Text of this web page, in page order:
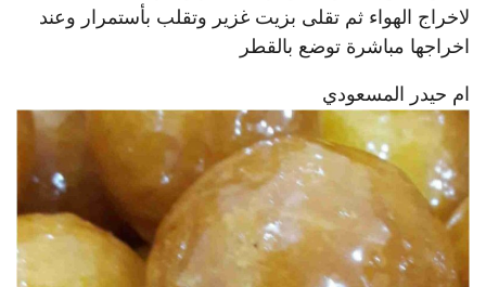
لاخراج الهواء ثم تقلى بزيت غزير وتقلب بأستمرار وعند
اخراجها مباشرة توضع بالقطر
ام حيدر المسعودي